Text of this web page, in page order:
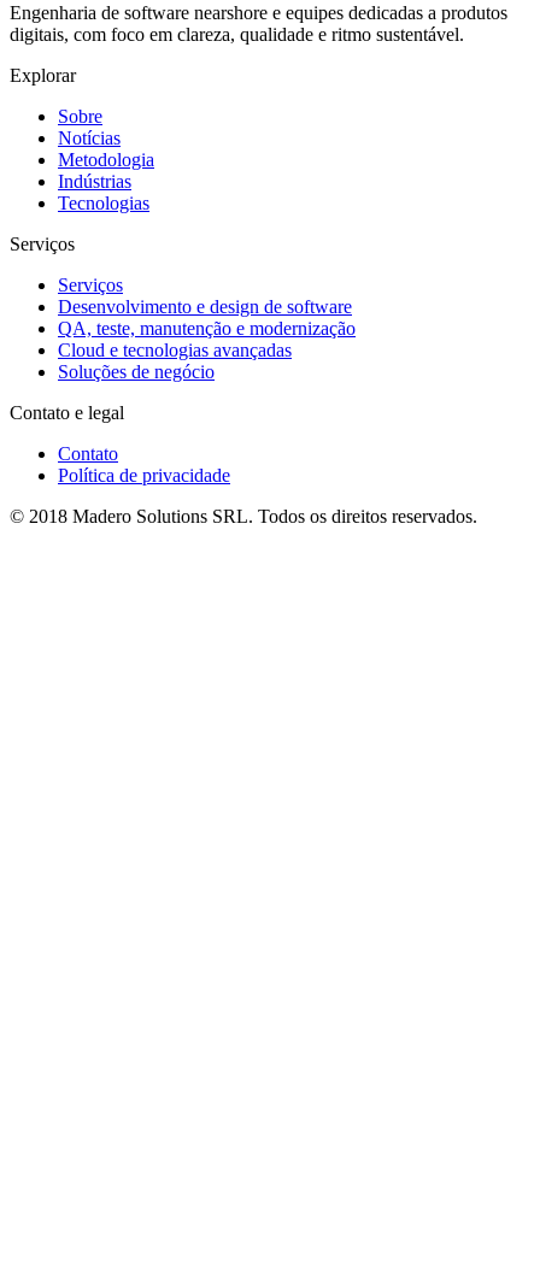
Engenharia de software nearshore e equipes dedicadas a produtos
digitais, com foco em clareza, qualidade e ritmo sustentável.
Explorar
Sobre
Notícias
Metodologia
Indústrias
Tecnologias
Serviços
Serviços
Desenvolvimento e design de software
QA, teste, manutenção e modernização
Cloud e tecnologias avançadas
Soluções de negócio
Contato e legal
Contato
Política de privacidade
© 2018 Madero Solutions SRL. Todos os direitos reservados.